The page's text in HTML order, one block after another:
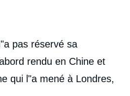
pas réservé sa
rendu en Chine et
qui l"a mené à Londres,